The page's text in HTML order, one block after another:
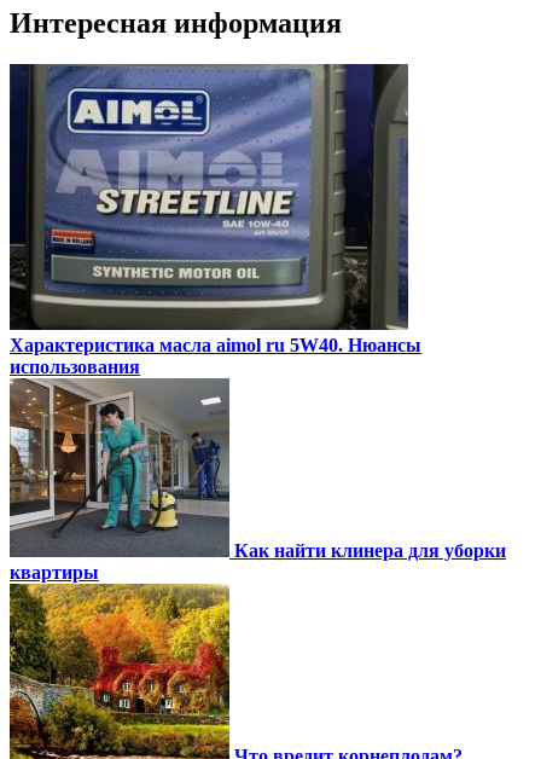
Интересная информация
Характеристика масла aimol ru 5W40. Нюансы
использования
Как найти клинера для уборки
квартиры